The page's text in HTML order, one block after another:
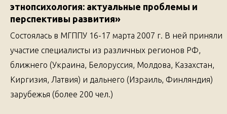
этнопсихология: актуальные проблемы и
перспективы развития»
Состоялась в МГППУ 16-17 марта 2007 г. В ней приняли
участие специалисты из различных регионов РФ,
ближнего (Украина, Белоруссия, Молдова, Казахстан,
Киргизия, Латвия) и дальнего (Израиль, Финляндия)
зарубежья (более 200 чел.)